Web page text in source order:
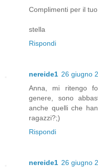
Complimenti per il tuo
stella
Rispondi
nereide1 26 giugno
Anna, mi ritengo
genere, sono
anche quelli che
ragazzi?;)
Rispondi
nereide1 26 giugno